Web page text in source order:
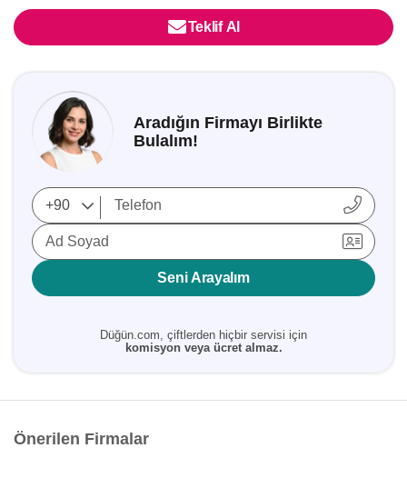
Teklif Al
Aradığın Firmayı Birlikte
Bulalım!
Ad Soyad
Seni Arayalım
Düğün.com, çiftlerden hiçbir servisi için
komisyon veya ücret almaz.
Önerilen Firmalar